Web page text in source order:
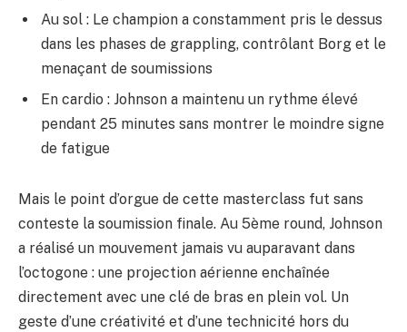
Au sol : Le champion a constamment pris le dessus
dans les phases de grappling, contrôlant Borg et le
menaçant de soumissions
En cardio : Johnson a maintenu un rythme élevé
pendant 25 minutes sans montrer le moindre signe
de fatigue
Mais le point d’orgue de cette masterclass fut sans
conteste la soumission finale. Au 5ème round, Johnson
a réalisé un mouvement jamais vu auparavant dans
l’octogone : une projection aérienne enchaînée
directement avec une clé de bras en plein vol. Un
geste d’une créativité et d’une technicité hors du